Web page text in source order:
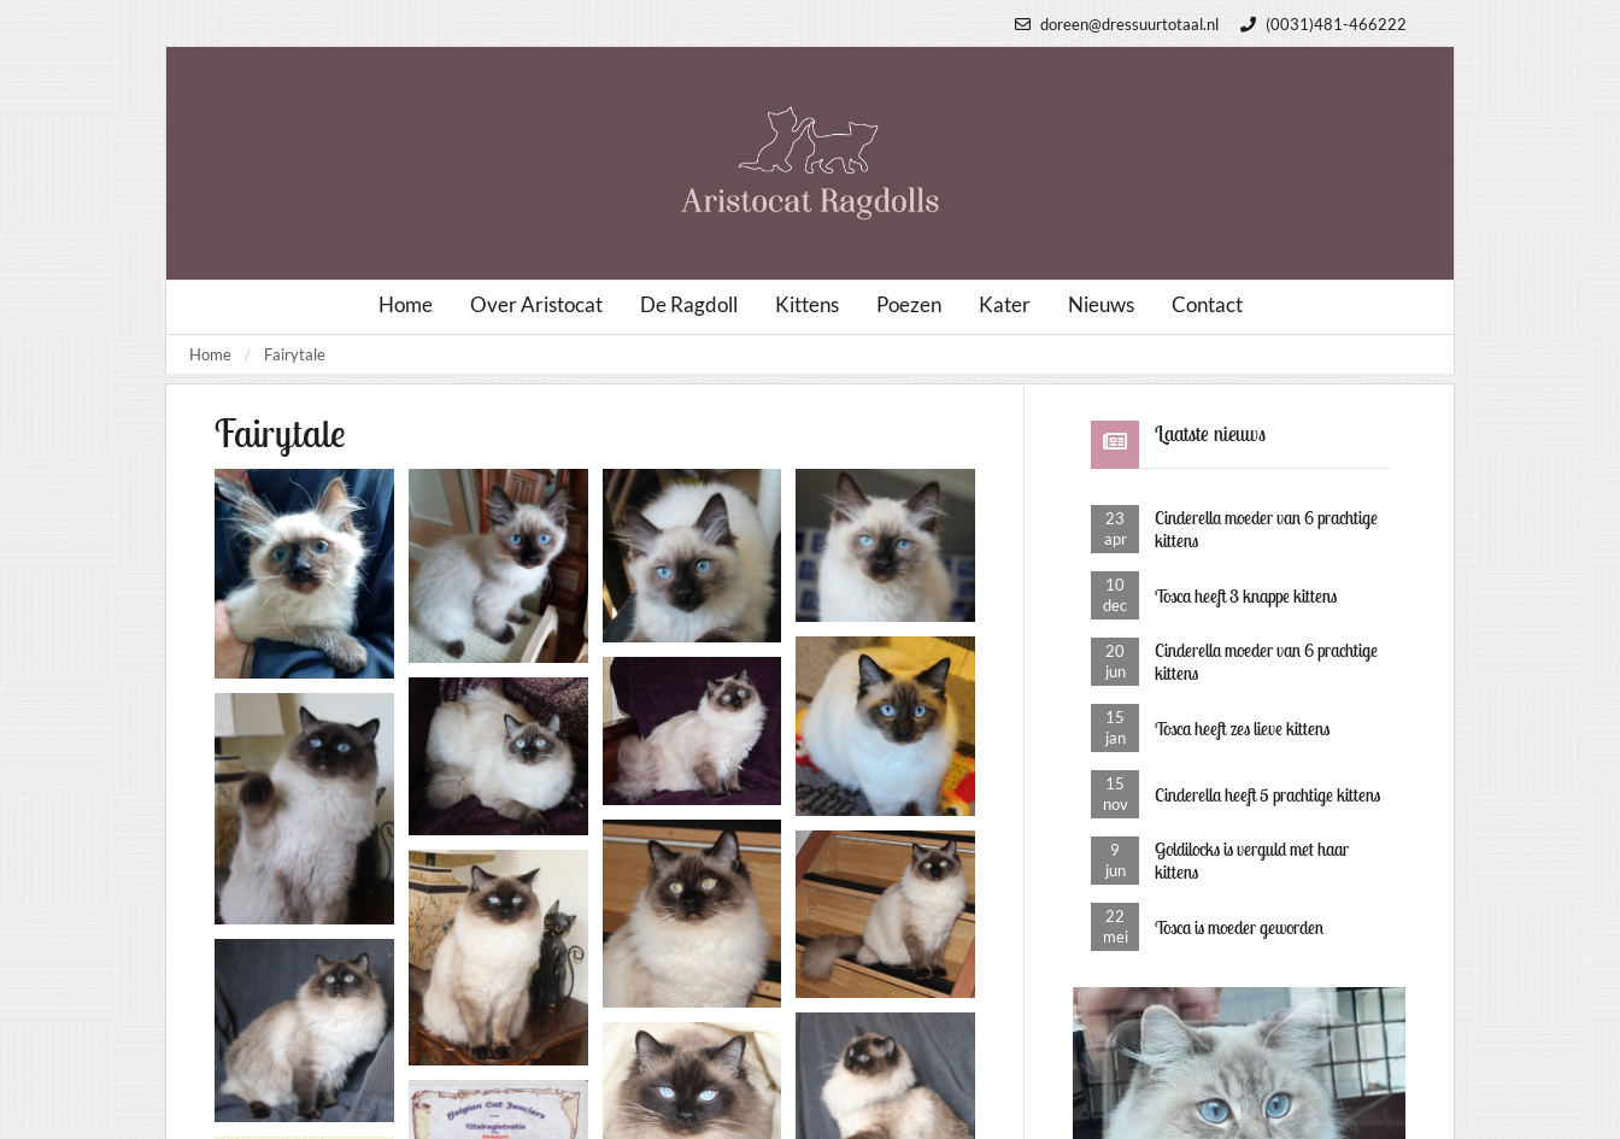
doreen@dressuurtotaal.nl (0031)481-466222
Home Over Aristocat De Ragdoll Kittens Poezen Kater Nieuws Contact
Home Fairytale
Fairytale Laatste nieuws
Cinderella moeder van 6 prachtige
kittens
23
apr
Tosca heeft 3 knappe kittens
10
dec
Cinderella moeder van 6 prachtige
kittens
20
jun
Tosca heeft zes lieve kittens
15
jan
Cinderella heeft 5 prachtige kittens
15
nov
Goldilocks is verguld met haar
kittens
9
jun
Tosca is moeder geworden
22
mei